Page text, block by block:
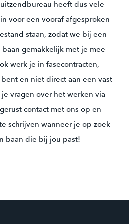
heeft dus vele
voor een vooraf afgesproken
staan, zodat we bij een
gemakkelijk met je mee
werk je in fasecontracten,
en niet direct aan een vast
vragen over het werken via
contact met ons op en
schrijven wanneer je op zoek
baan die bij jou past!